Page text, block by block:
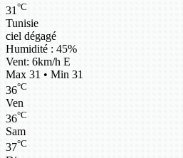
31 °C
Tunisie
ciel dégagé
Humidité : 45%
Vent: 6km/h E
Max 31 • Min 31
36°C
Ven
36°C
Sam
37°C